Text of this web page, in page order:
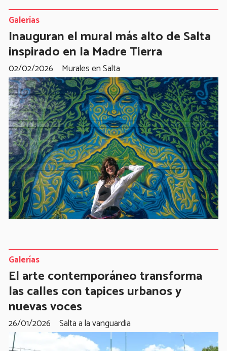
Inauguran el mural más alto de Salta
inspirado en la Madre Tierra
Murales en Salta
Galerías
02/02/2026
El arte contemporáneo transforma
las calles con tapices urbanos y
nuevas voces
Salta a la vanguardia
Galerías
26/01/2026